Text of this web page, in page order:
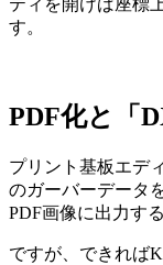
ティを開けば座標
す。
PDF化と「
プリント基板エデ
のガーバーデータ
PDF画像に出力す
ですが、 できれば